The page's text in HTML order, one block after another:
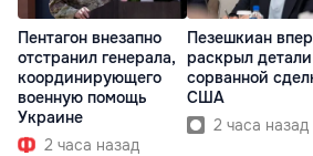
Пентагон внезапно
отстранил генерала,
координирующего
военную помощь
Украине
2 часа назад
Пезешкиан
раскрыл детали
сорванной
США
2 часа назад